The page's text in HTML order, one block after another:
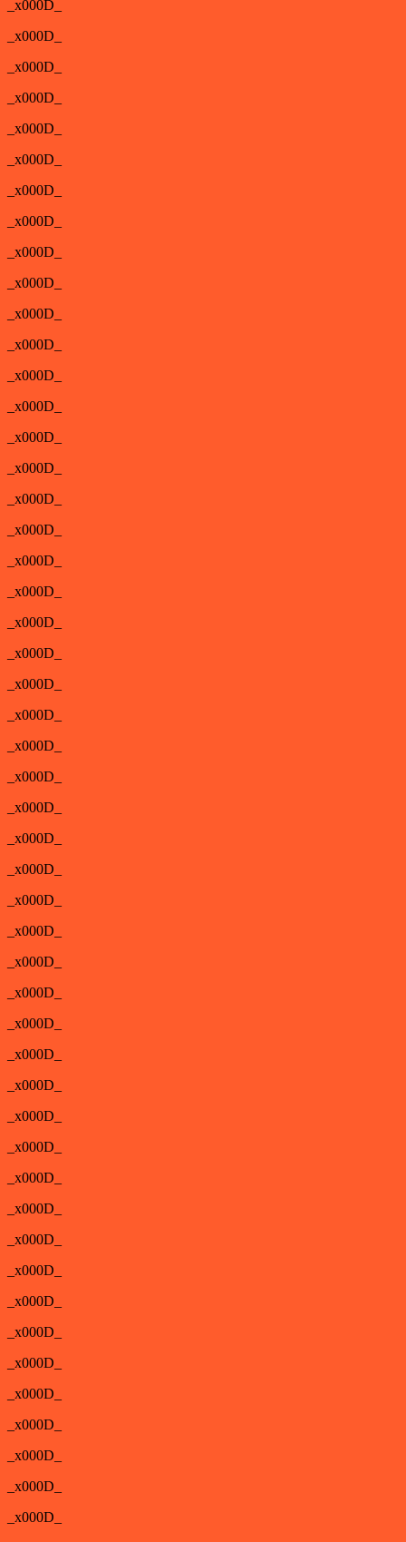
_x000D_
_x000D_
_x000D_
_x000D_
_x000D_
_x000D_
_x000D_
_x000D_
_x000D_
_x000D_
_x000D_
_x000D_
_x000D_
_x000D_
_x000D_
_x000D_
_x000D_
_x000D_
_x000D_
_x000D_
_x000D_
_x000D_
_x000D_
_x000D_
_x000D_
_x000D_
_x000D_
_x000D_
_x000D_
_x000D_
_x000D_
_x000D_
_x000D_
_x000D_
_x000D_
_x000D_
_x000D_
_x000D_
_x000D_
_x000D_
_x000D_
_x000D_
_x000D_
_x000D_
_x000D_
_x000D_
_x000D_
_x000D_
_x000D_
_x000D_